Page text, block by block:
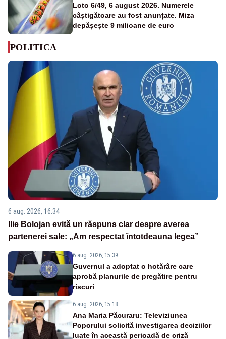
Loto 6/49, 6 august 2026. Numerele
câștigătoare au fost anunțate. Miza
depășește 9 milioane de euro
POLITICA
6 aug. 2026, 16:34
Ilie Bolojan evită un răspuns clar despre averea
partenerei sale: „Am respectat întotdeauna legea”
6 aug. 2026, 15:39
Guvernul a adoptat o hotărâre care
aprobă planurile de pregătire pentru
riscuri
6 aug. 2026, 15:18
Ana Maria Păcuraru: Televiziunea
Poporului solicită investigarea deciziilor
luate în această perioadă de criză